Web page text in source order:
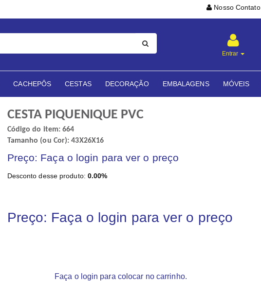
Nosso Contato
Entrar
CACHEPÔS CESTAS DECORAÇÃO EMBALAGENS MÓVEIS
CESTA PIQUENIQUE PVC
Código do item: 664
Tamanho (ou Cor): 43X26X16
Preço: Faça o login para ver o preço
Desconto desse produto: 0.00%
Preço: Faça o login para ver o preço
Faça o login para colocar no carrinho.